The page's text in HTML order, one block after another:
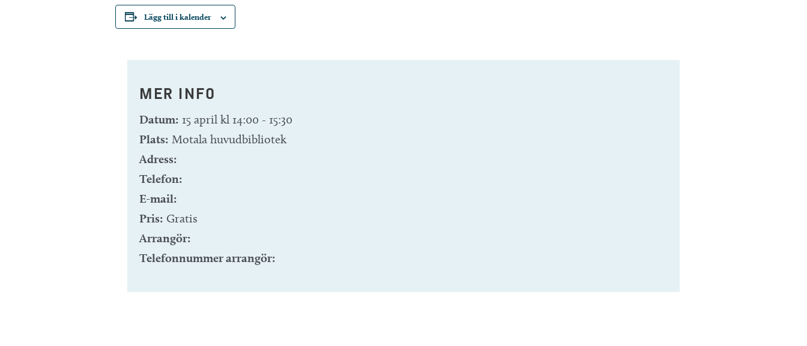
Lägg till i kalender
MER INFO
Datum: 15 april kl 14:00 - 15:30
Plats: Motala huvudbibliotek
Adress:
Telefon:
E-mail:
Pris: Gratis
Arrangör:
Telefonnummer arrangör: